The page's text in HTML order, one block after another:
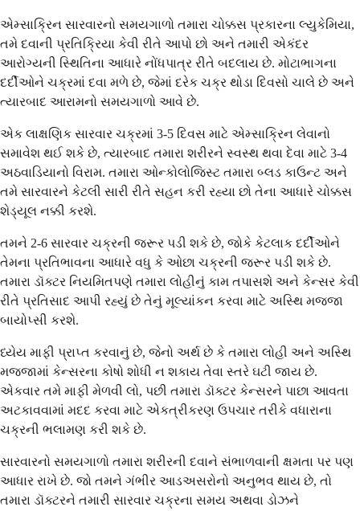
એમ્સાક્રિન સારવારનો સમયગાળો તમારા ચોક્કસ પ્રકારના લ્યુકેમિયા,
તમે દવાની પ્રતિક્રિયા કેવી રીતે આપો છો અને તમારી એકંદર
આરોગ્યની સ્થિતિના આધારે નોંધપાત્ર રીતે બદલાય છે. મોટાભાગના
દર્દીઓને ચક્રમાં દવા મળે છે, જેમાં દરેક ચક્ર થોડા દિવસો ચાલે છે અને
ત્યારબાદ આરામનો સમયગાળો આવે છે.
એક લાક્ષણિક સારવાર ચક્રમાં 3-5 દિવસ માટે એમ્સાક્રિન લેવાનો
સમાવેશ થઈ શકે છે, ત્યારબાદ તમારા શરીરને સ્વસ્થ થવા દેવા માટે 3-4
અઠવાડિયાનો વિરામ. તમારા ઓન્કોલોજિસ્ટ તમારા બ્લડ કાઉન્ટ અને
તમે સારવારને કેટલી સારી રીતે સહન કરી રહ્યા છો તેના આધારે ચોક્કસ
શેડ્યૂલ નક્કી કરશે.
તમને 2-6 સારવાર ચક્રની જરૂર પડી શકે છે, જોકે કેટલાક દર્દીઓને
તેમના પ્રતિભાવના આધારે વધુ કે ઓછા ચક્રની જરૂર પડી શકે છે.
તમારા ડૉક્ટર નિયમિતપણે તમારા લોહીનું કામ તપાસશે અને કેન્સર કેવી
રીતે પ્રતિસાદ આપી રહ્યું છે તેનું મૂલ્યાંકન કરવા માટે અસ્થિ મજ્જા
બાયોપ્સી કરશે.
ધ્યેય માફી પ્રાપ્ત કરવાનું છે, જેનો અર્થ છે કે તમારા લોહી અને અસ્થિ
મજ્જામાં કેન્સરના કોષો શોધી ન શકાય તેવા સ્તરે ઘટી જાય છે.
એકવાર તમે માફી મેળવી લો, પછી તમારા ડૉક્ટર કેન્સરને પાછા આવતા
અટકાવવામાં મદદ કરવા માટે એકત્રીકરણ ઉપચાર તરીકે વધારાના
ચક્રની ભલામણ કરી શકે છે.
સારવારનો સમયગાળો તમારા શરીરની દવાને સંભાળવાની ક્ષમતા પર પણ
આધાર રાખે છે. જો તમને ગંભીર આડઅસરોનો અનુભવ થાય છે, તો
તમારા ડૉક્ટરને તમારી સારવાર ચક્રના સમય અથવા ડોઝને